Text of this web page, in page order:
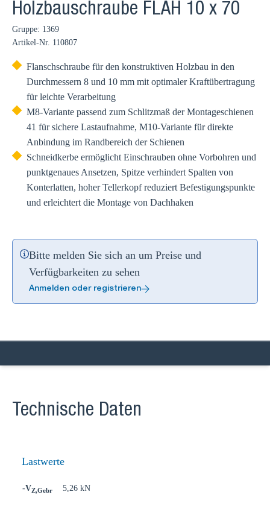
Holzbauschraube FLAH 10 x 70
Gruppe: 1369
Artikel-Nr. 110807
Flanschschraube für den konstruktiven Holzbau in den
Durchmessern 8 und 10 mm mit optimaler Kraftübertragung
für leichte Verarbeitung
M8-Variante passend zum Schlitzmaß der Montageschienen
41 für sichere Lastaufnahme, M10-Variante für direkte
Anbindung im Randbereich der Schienen
Schneidkerbe ermöglicht Einschrauben ohne Vorbohren und
punktgenaues Ansetzen, Spitze verhindert Spalten von
Konterlatten, hoher Tellerkopf reduziert Befestigungspunkte
und erleichtert die Montage von Dachhaken
Bitte melden Sie sich an um Preise und
Verfügbarkeiten zu sehen
Anmelden oder registrieren
Technische Daten
Lastwerte
-VZ,Gebr 5,26 kN